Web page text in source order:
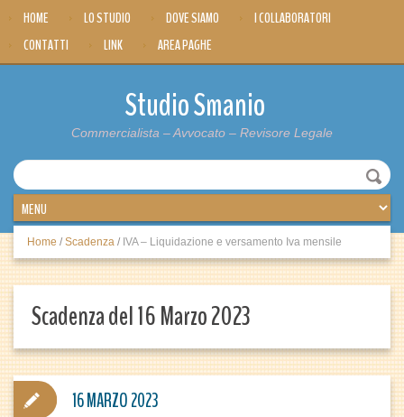
HOME LO STUDIO DOVE SIAMO
I COLLABORATORI
CONTATTI
LINK AREA PAGHE
Studio Smanio
Commercialista – Avvocato – Revisore Legale
Home / Scadenza / IVA – Liquidazione e versamento Iva mensile
Scadenza del 16 Marzo 2023
16 MARZO 2023